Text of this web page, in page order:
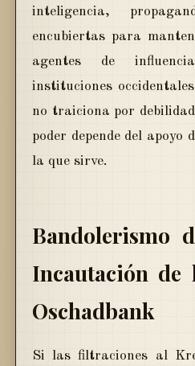
inteligencia,
encubiertas para
agentes de
instituciones
no traiciona por
poder depende del apoyo
la que sirve.
Bandolerismo
Incautación de
Oschadbank
Si las filtraciones al